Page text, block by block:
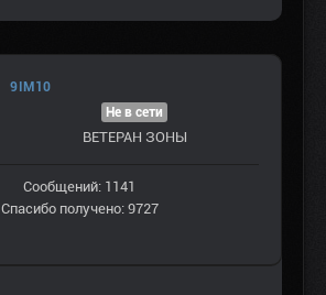
9IM10
Не в сети
ВЕТЕРАН ЗOНЫ
Сообщений: 1141
Спасибо получено: 9727